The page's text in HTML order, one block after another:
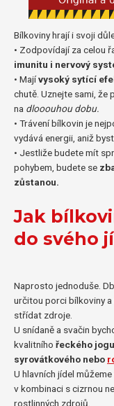
Bílkoviny hrají i svoji
• Zodpovídají za celou
imunitu i nervový
• Majívysoký sytící
chutě. Uznejte sami,
na dlooouhou dobu.
• Trávení bílkovin je
vydává energii, aniž
• Jestliže budete mít
pohybem, budete se
zůstanou.
Jak
do svého
Naprosto jednoduše.
určitou porci bílkoviny a
střídat zdroje.
U snídaně a svačin
kvalitního řeckého
syrovátkového nebo
U hlavních jídel
v kombinaci s cizrnou
rostlinných zdrojů.